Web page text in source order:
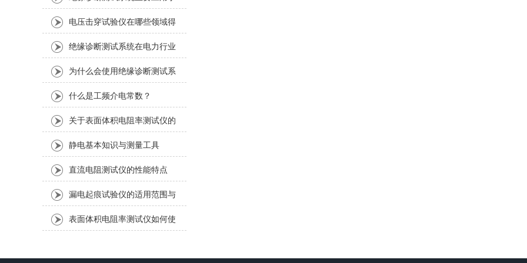
哪些领域？
电压击穿试验仪在哪些领域得
到广泛应用？
绝缘诊断测试系统在电力行业
中的重要性是什么？
为什么会使用绝缘诊断测试系
统？
什么是工频介电常数？
关于表面体积电阻率测试仪的
工作原理
静电基本知识与测量工具
直流电阻测试仪的性能特点
漏电起痕试验仪的适用范围与
操作注意事项
表面体积电阻率测试仪如何使